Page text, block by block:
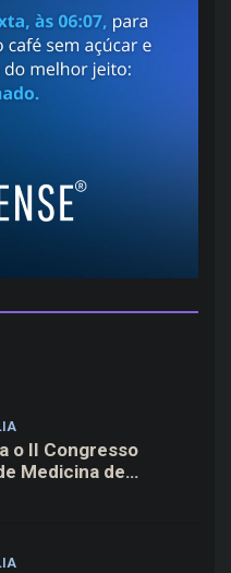
o II Congresso
Medicina de
na Fiocruz